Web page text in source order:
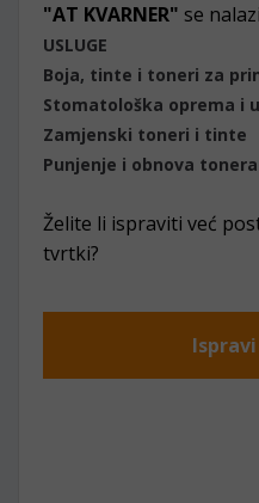
"AT KVARNER" se
USLUGE
Boja, tinte i toneri za
Stomatološka oprema i
Zamjenski toneri i tinte
Punjenje i obnova tonera
Želite li ispraviti već
tvrtki?